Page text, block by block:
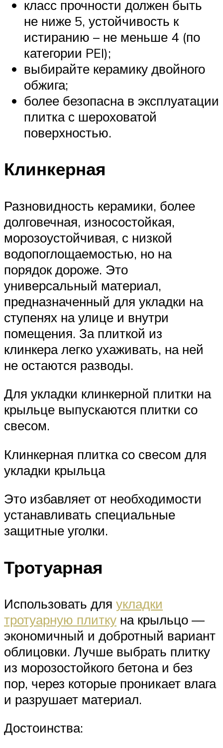
класс прочности должен быть
не ниже 5, устойчивость к
истиранию – не меньше 4 (по
категории PEI);
выбирайте керамику двойного
обжига;
более безопасна в эксплуатации
плитка с шероховатой
поверхностью.
Клинкерная
Разновидность керамики, более
долговечная, износостойкая,
морозоустойчивая, с низкой
водопоглощаемостью, но на
порядок дороже. Это
универсальный материал,
предназначенный для укладки на
ступенях на улице и внутри
помещения. За плиткой из
клинкера легко ухаживать, на ней
не остаются разводы.
Для укладки клинкерной плитки на
крыльце выпускаются плитки со
свесом.
Клинкерная плитка со свесом для
укладки крыльца
Это избавляет от необходимости
устанавливать специальные
защитные уголки.
Тротуарная
Использовать для укладки
тротуарную плитку на крыльцо —
экономичный и добротный вариант
облицовки. Лучше выбрать плитку
из морозостойкого бетона и без
пор, через которые проникает влага
и разрушает материал.
Достоинства: